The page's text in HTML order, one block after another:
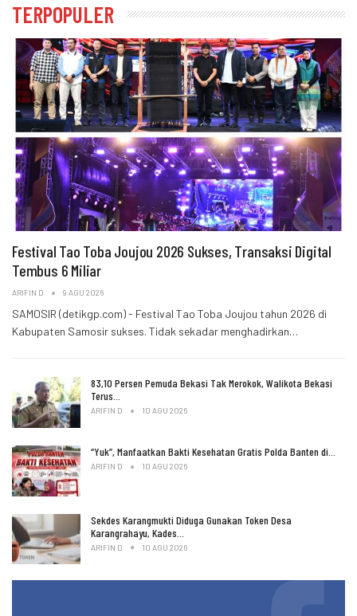
TERPOPULER
Festival Tao Toba Joujou 2026 Sukses, Transaksi Digital
Tembus 6 Miliar
ARIFIN D 9 AGU 2026
SAMOSIR (detikgp.com) - Festival Tao Toba Joujou tahun 2026 di
Kabupaten Samosir sukses. Tidak sekadar menghadirkan…
83,10 Persen Pemuda Bekasi Tak Merokok, Walikota Bekasi
Terus…
ARIFIN D 10 AGU 2026
“Yuk”, Manfaatkan Bakti Kesehatan Gratis Polda Banten di…
ARIFIN D 10 AGU 2026
Sekdes Karangmukti Diduga Gunakan Token Desa
Karangrahayu, Kades…
ARIFIN D 10 AGU 2026